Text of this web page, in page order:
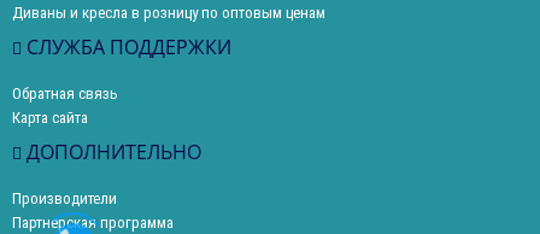
Диваны и кресла в розницу по оптовым ценам
СЛУЖБА ПОДДЕРЖКИ
Обратная связь
Карта сайта
ДОПОЛНИТЕЛЬНО
Производители
Партнерская программа